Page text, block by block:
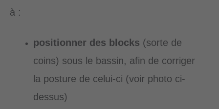
à :
positionner des blocks (sorte de
coins) sous le bassin, afin de corriger
la posture de celui-ci (voir photo ci-
dessus)